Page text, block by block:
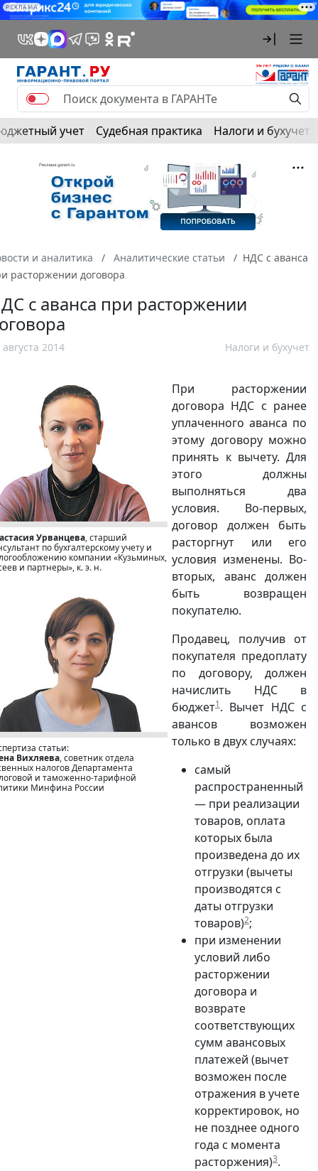
РЕКЛАМА
учет Судебная практика Налоги и бухучет
и аналитика Аналитические статьи
НДС с аванса
расторжении договора
с аванса при расторжении
2014 Налоги и бухучет
Урванцева, старший
по бухгалтерскому учету и
компании «Кузьминых,
и партнеры», к. э. н.
статьи:
Вихляева, советник отдела
налогов Департамента
и таможенно-тарифной
Минфина России
При расторжении
договора НДС с ранее
уплаченного аванса по
этому договору можно
принять к вычету. Для
этого должны
выполняться два
условия. Во-первых,
договор должен быть
расторгнут или его
условия изменены. Во-
вторых, аванс должен
быть возвращен
покупателю.
Продавец, получив от
покупателя предоплату
по договору, должен
начислить НДС в
бюджет1. Вычет НДС с
авансов возможен
только в двух случаях:
самый
распространенный
— при реализации
товаров, оплата
которых была
произведена до их
отгрузки (вычеты
производятся с
даты отгрузки
товаров)2;
при изменении
условий либо
расторжении
договора и
возврате
соответствующих
сумм авансовых
платежей (вычет
возможен после
отражения в учете
корректировок, но
не позднее одного
года с момента
расторжения)3.